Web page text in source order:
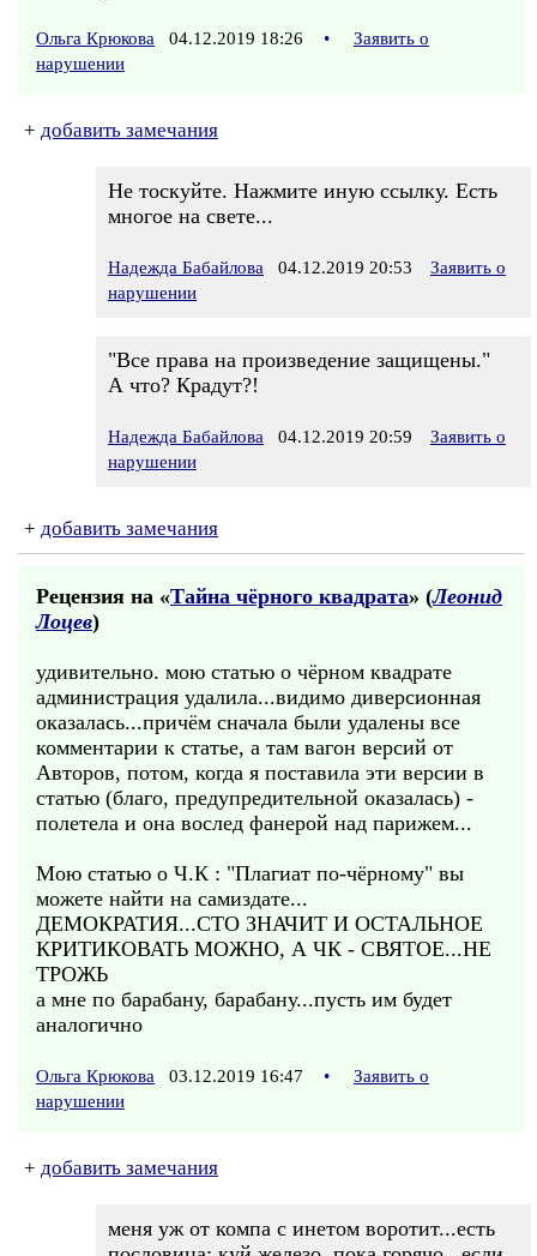
Ольга Крюкова 04.12.2019 18:26 •
Заявить о
нарушении
+ добавить замечания
Не тоскуйте. Нажмите иную ссылку. Есть
многое на свете...
Надежда Бабайлова 04.12.2019 20:53
Заявить о
нарушении
"Все права на произведение защищены."
А что? Крадут?!
Надежда Бабайлова 04.12.2019 20:59
Заявить о
нарушении
+ добавить замечания
Рецензия на «Тайна чёрного квадрата» (Леонид
Лоцев)
удивительно. мою статью о чёрном квадрате
администрация удалила...видимо диверсионная
оказалась...причём сначала были удалены все
комментарии к статье, а там вагон версий от
Авторов, потом, когда я поставила эти версии в
статью (благо, предупредительной оказалась) -
полетела и она вослед фанерой над парижем...
Мою статью о Ч.К : "Плагиат по-чёрному" вы
можете найти на самиздате...
ДЕМОКРАТИЯ...СТО ЗНАЧИТ И ОСТАЛЬНОЕ
КРИТИКОВАТЬ МОЖНО, А ЧК - СВЯТОЕ...НЕ
ТРОЖЬ
а мне по барабану, барабану...пусть им будет
аналогично
Ольга Крюкова 03.12.2019 16:47 •
Заявить о
нарушении
+ добавить замечания
меня уж от компа с инетом воротит...есть